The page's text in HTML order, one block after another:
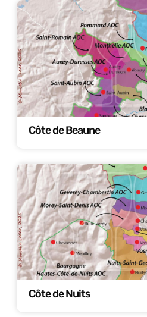
Côte de Beaune
Côte de Nuits